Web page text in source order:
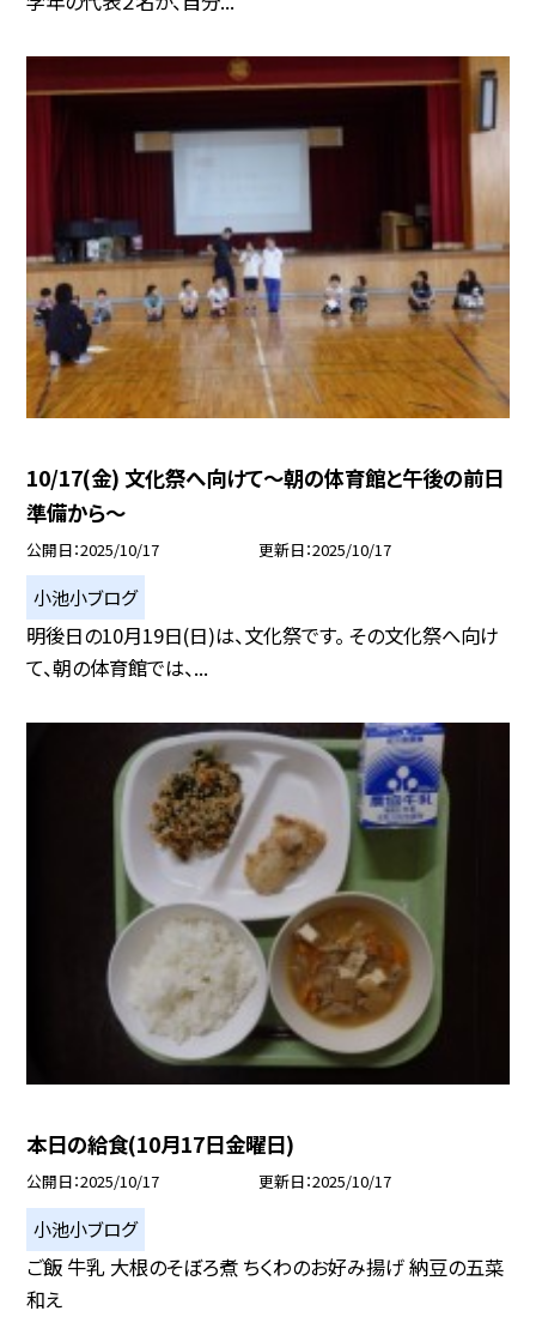
10/17(金) 文化祭へ向けて〜朝の体育館と午後の前日
準備から〜
公開日 2025/10/17 更新日 2025/10/17
小池小ブログ
明後日の10月19日(日)は、文化祭です。 その文化祭へ向け
て、朝の体育館では、...
本日の給食(10月17日金曜日)
公開日 2025/10/17 更新日 2025/10/17
小池小ブログ
ご飯 牛乳 大根のそぼろ煮 ちくわのお好み揚げ 納豆の五菜
和え